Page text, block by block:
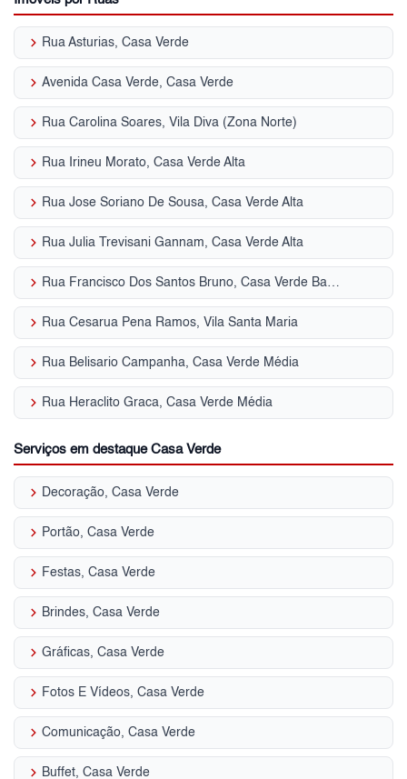
keyboard_arrow_right Rua Asturias, Casa Verde
keyboard_arrow_right Avenida Casa Verde, Casa Verde
keyboard_arrow_right Rua Carolina Soares, Vila Diva (Zona Norte)
keyboard_arrow_right Rua Irineu Morato, Casa Verde Alta
keyboard_arrow_right Rua Jose Soriano De Sousa, Casa Verde Alta
keyboard_arrow_right Rua Julia Trevisani Gannam, Casa Verde Alta
keyboard_arrow_right Rua Francisco Dos Santos Bruno, Casa Verde Baixa
keyboard_arrow_right Rua Cesarua Pena Ramos, Vila Santa Maria
keyboard_arrow_right Rua Belisario Campanha, Casa Verde Média
keyboard_arrow_right Rua Heraclito Graca, Casa Verde Média
Serviços em destaque Casa Verde
keyboard_arrow_right Decoração, Casa Verde
keyboard_arrow_right Portão, Casa Verde
keyboard_arrow_right Festas, Casa Verde
keyboard_arrow_right Brindes, Casa Verde
keyboard_arrow_right Gráficas, Casa Verde
keyboard_arrow_right Fotos E Vídeos, Casa Verde
keyboard_arrow_right Comunicação, Casa Verde
keyboard_arrow_right Buffet, Casa Verde